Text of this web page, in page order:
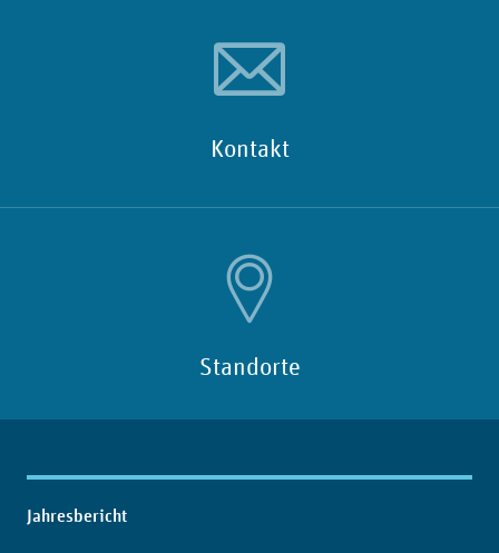
Kontakt
Standorte
Inhaltsübersicht
Jahresbericht